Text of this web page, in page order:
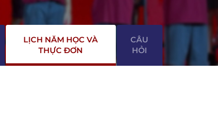
LỊCH NĂM HỌC VÀ
THỰC ĐƠN
CÂU
HỎI